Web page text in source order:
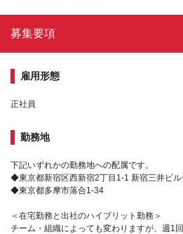
募集要項
雇用形態
正社員
勤務地
下記いずれかの勤務地への配属です。
◆東京都新宿区西新宿2丁目1-1 新宿三井ビ
◆東京都多摩市落合1-34
＜在宅勤務と出社のハイブリット勤務＞
チーム・組織によっても変わりますが、週1